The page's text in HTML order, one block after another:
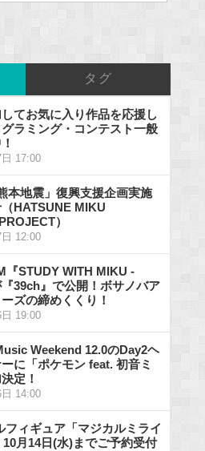
タグ
てお気に入り作品を応援し
ラミング・コンテスト一般
17:00
本地震」復興支援企画実施
HATSUNE MIKU
）
12:00
『STUDY WITH MIKU -
39ch』で公開！ボサノバア
ズの締めくくり！
19:00
Weekend 12.0のDay2ヘ
に「ポケモン feat. 初音ミ
定！
14:00
フィギュア「マジカルミライ
10月14日(水)までご予約受付